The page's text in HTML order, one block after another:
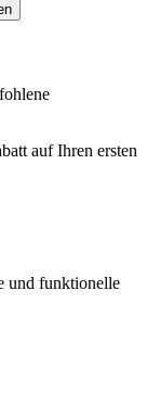
auf Ihren ersten
und funktionelle